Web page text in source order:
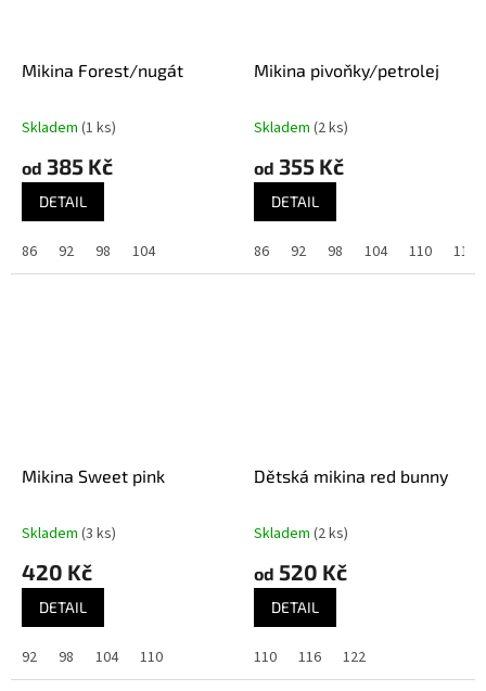
Mikina Forest/nugát
Skladem (1 ks)
od 385 Kč
DETAIL
86 92 98 104
Mikina pivoňky/petrolej
Skladem (2 ks)
od 355 Kč
DETAIL
86 92 98 104 110 116
Mikina Sweet pink
Skladem (3 ks)
420 Kč
DETAIL
92 98 104 110
Dětská mikina red bunny
Skladem (2 ks)
od 520 Kč
DETAIL
110 116 122